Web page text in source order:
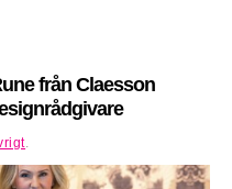
från Claesson